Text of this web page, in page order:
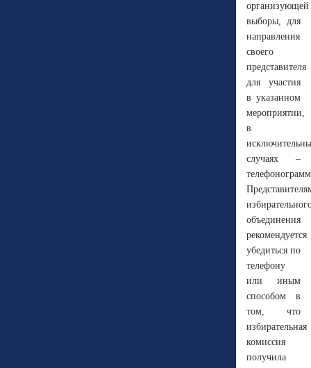
организующей
выборы, для
направления
своего
представителя
для участия
в указанном
мероприятии,
в
случаях –
объединения
рекомендуется
убедиться по
телефону
или иным
способом в
том, что
избирательная
комиссия
получила